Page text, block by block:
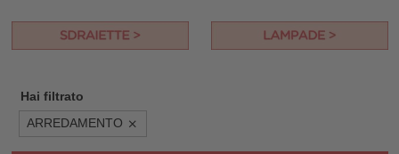
Hai filtrato
ARREDAMENTO